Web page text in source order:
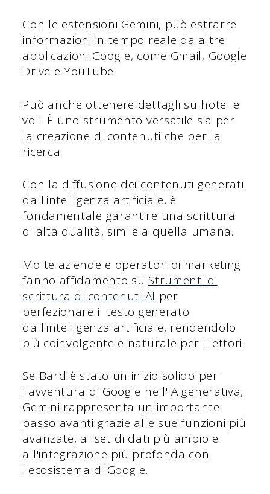
Con le estensioni Gemini, può estrarre
informazioni in tempo reale da altre
applicazioni Google, come Gmail, Google
Drive e YouTube.
Può anche ottenere dettagli su hotel e
voli. È uno strumento versatile sia per
la creazione di contenuti che per la
ricerca.
Con la diffusione dei contenuti generati
dall'intelligenza artificiale, è
fondamentale garantire una scrittura
di alta qualità, simile a quella umana.
Molte aziende e operatori di marketing
fanno affidamento su Strumenti di
scrittura di contenuti AI per
perfezionare il testo generato
dall'intelligenza artificiale, rendendolo
più coinvolgente e naturale per i lettori.
Se Bard è stato un inizio solido per
l'avventura di Google nell'IA generativa,
Gemini rappresenta un importante
passo avanti grazie alle sue funzioni più
avanzate, al set di dati più ampio e
all'integrazione più profonda con
l'ecosistema di Google.